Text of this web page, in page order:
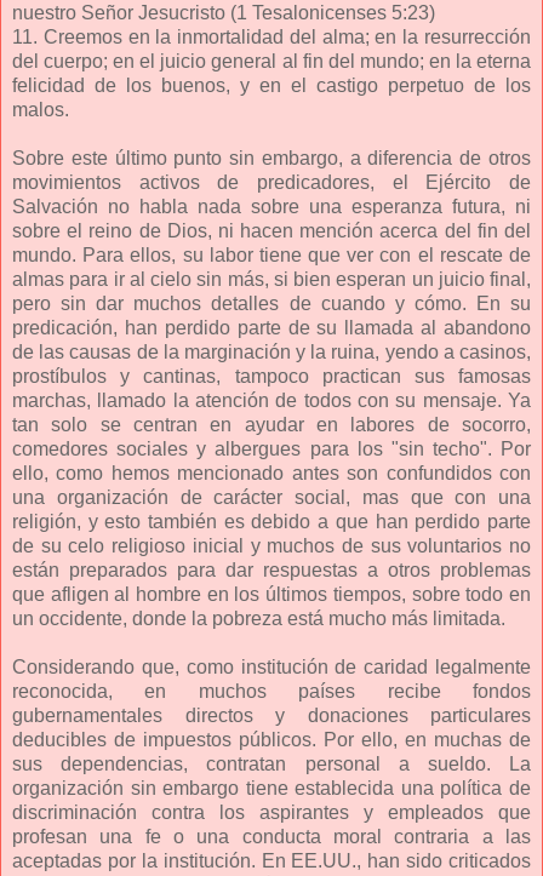
nuestro Señor Jesucristo (1 Tesalonicenses 5:23)
11. Creemos en la inmortalidad del alma; en la resurrección
del cuerpo; en el juicio general al fin del mundo; en la eterna
felicidad de los buenos, y en el castigo perpetuo de los
malos.
Sobre este último punto sin embargo, a diferencia de otros
movimientos activos de predicadores, el Ejército de
Salvación no habla nada sobre una esperanza futura, ni
sobre el reino de Dios, ni hacen mención acerca del fin del
mundo. Para ellos, su labor tiene que ver con el rescate de
almas para ir al cielo sin más, si bien esperan un juicio final,
pero sin dar muchos detalles de cuando y cómo. En su
predicación, han perdido parte de su llamada al abandono
de las causas de la marginación y la ruina, yendo a casinos,
prostíbulos y cantinas, tampoco practican sus famosas
marchas, llamado la atención de todos con su mensaje. Ya
tan solo se centran en ayudar en labores de socorro,
comedores sociales y albergues para los "sin techo". Por
ello, como hemos mencionado antes son confundidos con
una organización de carácter social, mas que con una
religión, y esto también es debido a que han perdido parte
de su celo religioso inicial y muchos de sus voluntarios no
están preparados para dar respuestas a otros problemas
que afligen al hombre en los últimos tiempos, sobre todo en
un occidente, donde la pobreza está mucho más limitada.
Considerando que, como institución de caridad legalmente
reconocida, en muchos países recibe fondos
gubernamentales directos y donaciones particulares
deducibles de impuestos públicos. Por ello, en muchas de
sus dependencias, contratan personal a sueldo. La
organización sin embargo tiene establecida una política de
discriminación contra los aspirantes y empleados que
profesan una fe o una conducta moral contraria a las
aceptadas por la institución. En EE.UU., han sido criticados